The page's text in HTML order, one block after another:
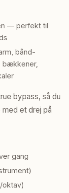
— perfekt til
bånd-
bækkener,
bypass, så du
med et drej på
gang
oktav)